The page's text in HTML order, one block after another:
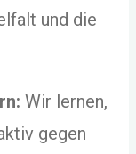
und die
Wir lernen,
gegen